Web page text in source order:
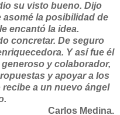
su visto bueno. Dijo
la posibilidad de
encantó la idea.
concretar. De seguro
Y así fue él
y colaborador,
y apoyar a los
a un nuevo ángel
Carlos Medina.